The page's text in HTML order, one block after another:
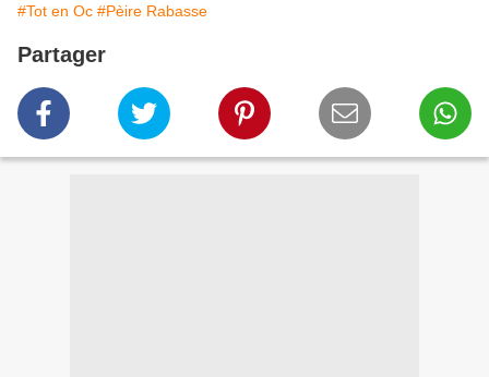
#Tot en Oc #Pèire Rabasse
Partager